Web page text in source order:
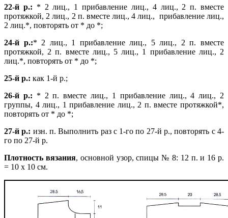
22-й р.: * 2 лиц., 1 прибавление лиц., 4 лиц., 2 п. вместе
протяжкой, 2 лиц., 2 п. вместе лиц., 4 лиц., прибавление лиц.,
2 лиц.*, повторять от * до *;
24-й р.:* 2 лиц., 1 прибавление лиц., 5 лиц., 2 п. вместе
протяжкой, 2 п. вместе лиц., 5 лиц., 1 прибавление лиц., 2
лиц.*, повторять от * до *;
25-й р.: как 1-й р.;
26-й р.: * 2 п. вместе лиц., 1 прибавление лиц., 4лиц., 2
группы, 4 лиц., 1 прибавление лиц., 2 п. вместе протяжкой*,
повторять от * до *;
27-й р.: изн. п. Выполнить раз с 1-го по 27-й р., повторять с 4-
го по 27-й р.
Плотность вязания, основной узор, спицы № 8: 12 п. и 16 р.
= 10 х 10 см.